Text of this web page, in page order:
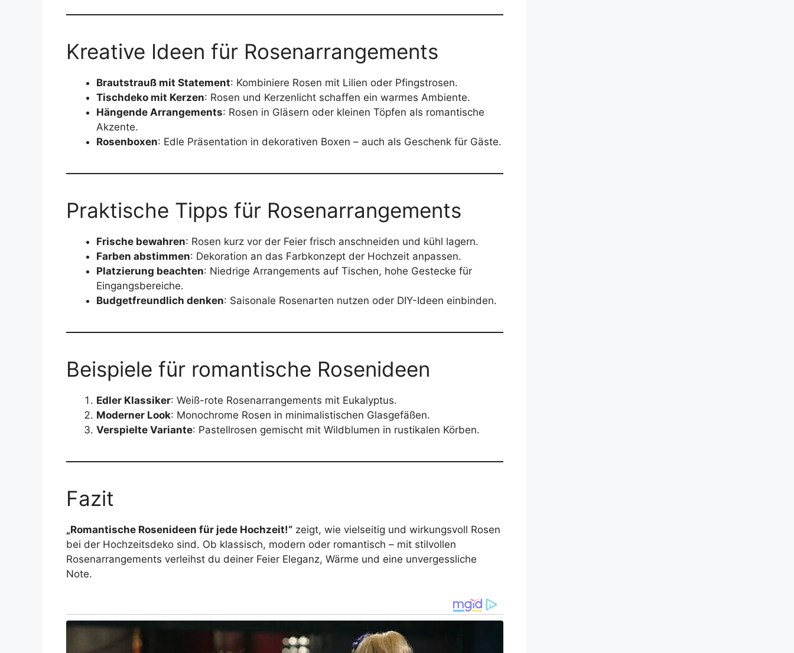
Kreative Ideen für Rosenarrangements
Brautstrauß mit Statement: Kombiniere Rosen mit Lilien oder Pfingstrosen.
Tischdeko mit Kerzen: Rosen und Kerzenlicht schaffen ein warmes Ambiente.
Hängende Arrangements: Rosen in Gläsern oder kleinen Töpfen als romantische
Akzente.
Rosenboxen: Edle Präsentation in dekorativen Boxen – auch als Geschenk für Gäste.
Praktische Tipps für Rosenarrangements
Frische bewahren: Rosen kurz vor der Feier frisch anschneiden und kühl lagern.
Farben abstimmen: Dekoration an das Farbkonzept der Hochzeit anpassen.
Platzierung beachten: Niedrige Arrangements auf Tischen, hohe Gestecke für
Eingangsbereiche.
Budgetfreundlich denken: Saisonale Rosenarten nutzen oder DIY-Ideen einbinden.
Beispiele für romantische Rosenideen
Edler Klassiker: Weiß-rote Rosenarrangements mit Eukalyptus.
Moderner Look: Monochrome Rosen in minimalistischen Glasgefäßen.
Verspielte Variante: Pastellrosen gemischt mit Wildblumen in rustikalen Körben.
Fazit
„Romantische Rosenideen für jede Hochzeit!“ zeigt, wie vielseitig und wirkungsvoll Rosen
bei der Hochzeitsdeko sind. Ob klassisch, modern oder romantisch – mit stilvollen
Rosenarrangements verleihst du deiner Feier Eleganz, Wärme und eine unvergessliche
Note.